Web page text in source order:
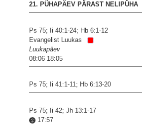
21. PÜHAPÄEV PÄRAST NELIPÜHA
Ps 75; Ii 40:1-24; Hb 6:1-12
Evangelist Luukas
Luukapäev
08:06 18:05
Ps 75; Ii 41:1-11; Hb 6:13-20
Ps 75; Ii 42; Jh 13:1-17
17:57